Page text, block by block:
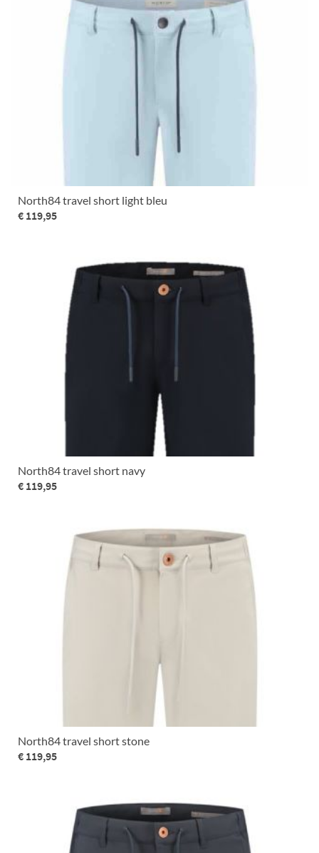
North84 travel short light bleu
€ 119,95
North84 travel short navy
€ 119,95
North84 travel short stone
€ 119,95